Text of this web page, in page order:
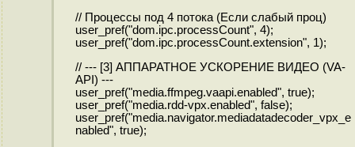
// Процессы под 4 потока (Если слабый проц)
user_pref("dom.ipc.processCount", 4);
user_pref("dom.ipc.processCount.extension", 1);
// --- [3] АППАРАТНОЕ УСКОРЕНИЕ ВИДЕО (VA-
API) ---
user_pref("media.ffmpeg.vaapi.enabled", true);
user_pref("media.rdd-vpx.enabled", false);
user_pref("media.navigator.mediadatadecoder_vpx_e
nabled", true);